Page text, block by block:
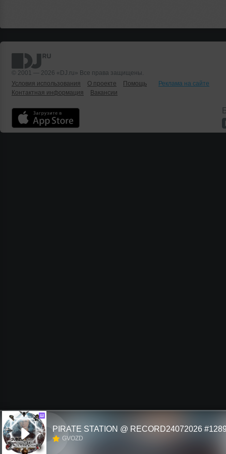
© 2001 — 2026 «DJ.ru» Все права защищены.
Условия использования
О проекте Помощь
Реклама на сайте
Контактная информация
Вакансии
Ш
PIRATE STATION @ RECORD24072026
GVOZD